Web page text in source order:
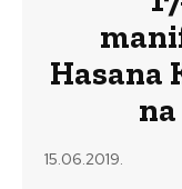
Hasana
15.06.2019.